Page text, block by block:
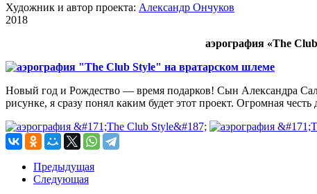
Художник и автор проекта: Александр Ончуков
2018
аэрография «The
Новый год и Рождество — время подарков! Сын Александра
рисунке, я сразу понял каким будет этот проект. Огромная
Предыдущая
Следующая